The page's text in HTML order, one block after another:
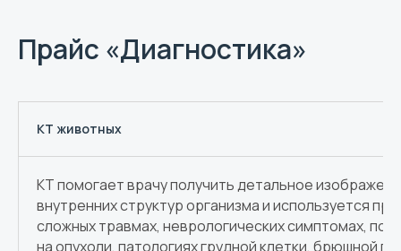
Прайс «Диагностика»
КТ животных
КТ помогает врачу получить детальное
внутренних структур организма и используется при
сложных травмах, неврологических симптомах,
на опухоли, патологиях грудной клетки, брюшной